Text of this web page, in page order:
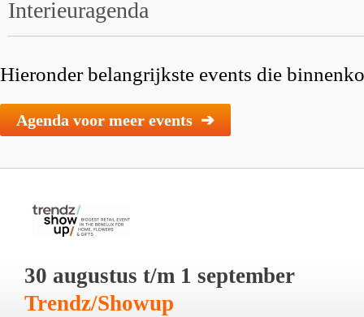
Interieuragenda
Hieronder belangrijkste events die
Agenda voor meer events ➔
30 augustus t/m 1 september
Trendz/Showup